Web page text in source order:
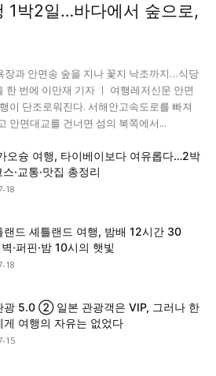
1박2일…바다에서 숲으로,
장과 안면송 숲을 지나 꽃지 낙조까지…식당
한 번에 이만재 기자 ㅣ 여행레저신문 안면
이 단조로워진다. 서해안고속도로를 빠져
안면대교를 건너면 섬의 북쪽에서...
오슝 여행, 타이베이보다 여유롭다…2박
·교통·맛집 총정리
18
랜드 셰틀랜드 여행, 밤배 12시간 30
·퍼핀·밤 10시의 햇빛
18
광 5.0 ② 일본 관광객은 VIP, 그러나 한
게 여행의 자유는 없었다
15